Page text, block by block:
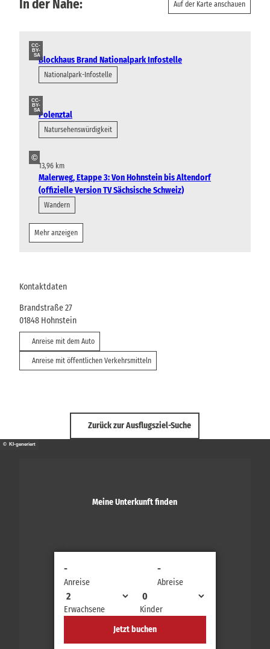
In der Nähe: Auf der Karte anschauen
CC-
BY-
SABlockhaus Brand Nationalpark Infostelle
Nationalpark-Infostelle
CC-
BY-
SAPolenztal
Natursehenswürdigkeit
©
13,96 km
Malerweg, Etappe 3: Von Hohnstein bis Altendorf
(offizielle Version TV Sächsische Schweiz)
Wandern
Mehr anzeigen
Kontaktdaten
Brandstraße 27
01848 Hohnstein
Anreise mit dem Auto
Anreise mit öffentlichen Verkehrsmitteln
Zurück zur Ausflugsziel-Suche
© KI-generiert
Meine Unterkunft finden
Anreise
-
Abreise
-
Erwachsene
Kinder
Jetzt buchen